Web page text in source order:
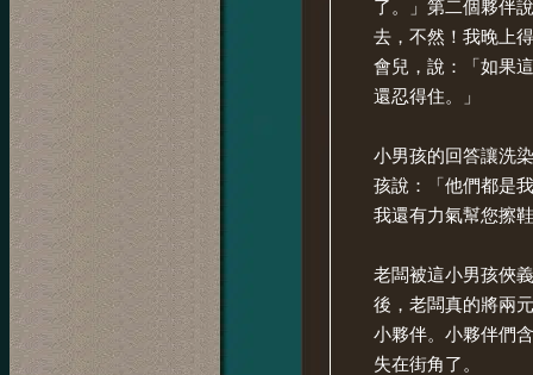
了。」第二個夥伴
去，不然！我晚上
會兒，說：「如果
還忍得住。」
小男孩的回答讓洗
孩說：「他們都是
我還有力氣幫您擦
老闆被這小男孩俠
後，老闆真的將兩
小夥伴。小夥伴們
失在街角了。